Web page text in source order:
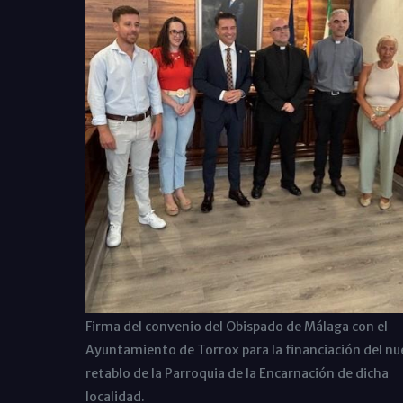
Firma del convenio del Obispado de Málaga con el
Ayuntamiento de Torrox para la financiación del
retablo de la Parroquia de la Encarnación de dicha
localidad.